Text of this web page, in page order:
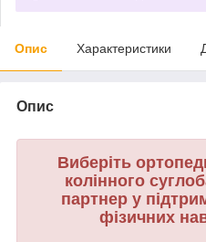
Опис Характеристики
Опис
Виберіть
колінного
партнер у
фізичних